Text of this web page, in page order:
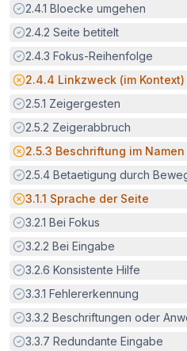
Erfüllt:
2.4.1 Bloecke umgehen
Erfüllt:
2.4.2 Seite betitelt
Erfüllt:
2.4.3 Fokus-Reihenfolge
Potenzielle Barriere:
2.4.4 Linkzweck (im Kontext)
Erfüllt:
2.5.1 Zeigergesten
Erfüllt:
2.5.2 Zeigerabbruch
Potenzielle Barriere:
2.5.3 Beschriftung im Namen
Erfüllt:
2.5.4 Betaetigung durch
Potenzielle Barriere:
3.1.1 Sprache der Seite
Erfüllt:
3.2.1 Bei Fokus
Erfüllt:
3.2.2 Bei Eingabe
Erfüllt:
3.2.6 Konsistente Hilfe
Erfüllt:
3.3.1 Fehlererkennung
Erfüllt:
3.3.2 Beschriftungen oder
Erfüllt:
3.3.7 Redundante Eingabe